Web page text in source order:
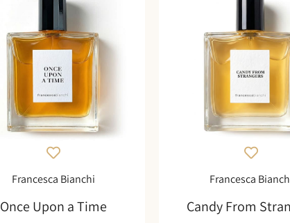
Francesca
Candy From
Francesca Bianchi
Once Upon a Time